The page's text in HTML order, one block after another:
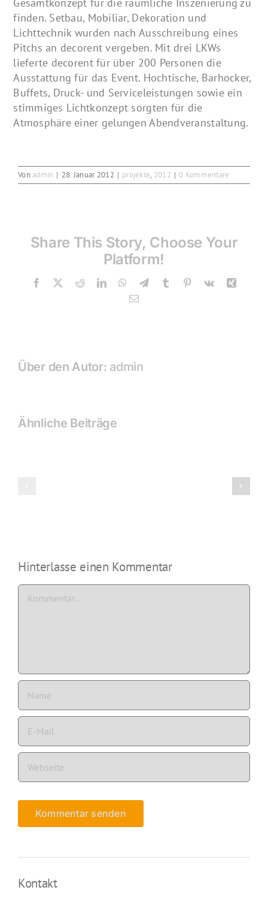
Gesamtkonzept für die räumliche Inszenierung zu
finden. Setbau, Mobiliar, Dekoration und
Lichttechnik wurden nach Ausschreibung eines
Pitchs an decorent vergeben. Mit drei LKWs
lieferte decorent für über 200 Personen die
Ausstattung für das Event. Hochtische, Barhocker,
Buffets, Druck- und Serviceleistungen sowie ein
stimmiges Lichtkonzept sorgten für die
Atmosphäre einer gelungen Abendveranstaltung.
Vonadmin | 28. Januar 2012 | projekte, 2012 | 0 Kommentare
Share This Story, Choose Your
Platform!
Facebook RedditLinkedInWhatsApp
TelegramTumblr Pinterest
Vk
E-
Über den Autor: admin
Ähnliche Beiträge
Hinterlasse einen Kommentar
Kommentar
Kontakt